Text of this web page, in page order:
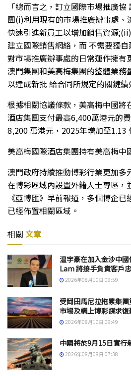
「總而言之，訂立國際市場推廣
團(i)利用現有的市場推廣辦事處、
快速引進新員工以增加銷售資源
建立國際銷售網絡，而 不需要獨
對市場推廣辦事處的日常運作擁有
澳門集團和美高梅集團的整體業務
以達成新批 給合同所規定的關鍵績
根據相關協議條款，美高梅中國將
酒店集團支付最高6,400萬港元的
8,200 萬港元，2025年增加至1.13
美高梅國際酒店集團持有美高梅中
澳門政府持續推動博彩行業更加多
在博彩區域內設置外籍人士專區，
《亞博匯》早前報道，多個博企
已經佈置相關區域。
相關 文章
温宇豪在加入金沙中
Lam 將接手負責客戶
2026年08月10日 09:59
受岡田馬尼拉拖累集
市場及網上博彩謀求復
2026年08月10日 09:49
中國將於9月15日實行
2026年08月08日 07:38